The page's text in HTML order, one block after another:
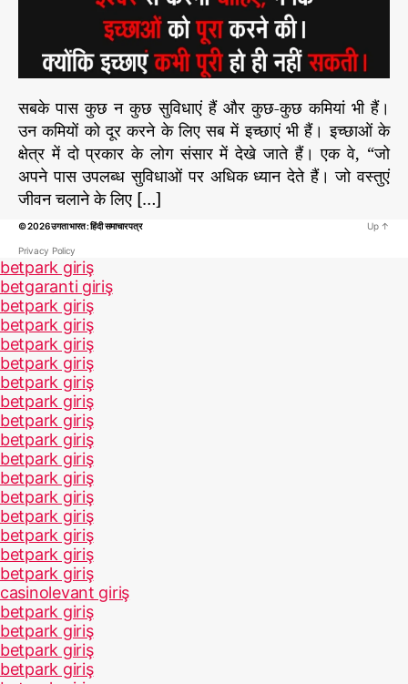
र
के
लो
ग
…
…
सबके पास कुछ न कुछ सुविधाएं हैं और कुछ-कुछ कमियां भी हैं।
उन कमियों को दूर करने के लिए सब में इच्छाएं भी हैं। इच्छाओं के
क्षेत्र में दो प्रकार के लोग संसार में देखे जाते हैं। एक वे, “जो
अपने पास उपलब्ध सुविधाओं पर अधिक ध्यान देते हैं। जो वस्तुएं
जीवन चलाने के लिए […]
© 2026उगता भारत : हिंदी समाचार पत्र
Privacy Policy
Up ↑
betpark giriş
betgaranti giriş
betpark giriş
betpark giriş
betpark giriş
betpark giriş
betpark giriş
betpark giriş
betpark giriş
betpark giriş
betpark giriş
betpark giriş
betpark giriş
betpark giriş
betpark giriş
betpark giriş
betpark giriş
casinolevant giriş
betpark giriş
betpark giriş
betpark giriş
betpark giriş